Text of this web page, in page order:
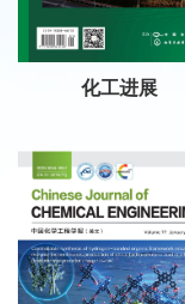
化工进展